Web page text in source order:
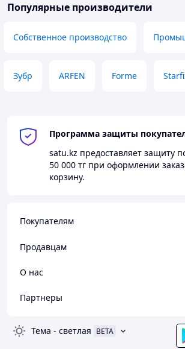
Популярные производители
Собственное производство
Зубр ARFEN Forme
Программа защиты
satu.kz предоставляет защиту
50 000 тг при оформлении
корзину.
Покупателям
Продавцам
О нас
Партнеры
Тема - светлая BETA